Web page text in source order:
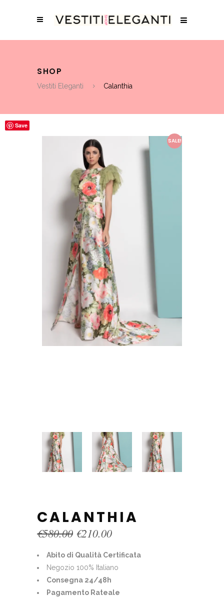
SHOP
Vestiti Eleganti Calanthia
Save
SALE!
CALANTHIA
€580.00 Original
was:
€580.00.
€210.00Current
is:
€210.00.
Abito di Qualità Certificata
Negozio 100% Italiano
Consegna 24/48h
Pagamento Rateale